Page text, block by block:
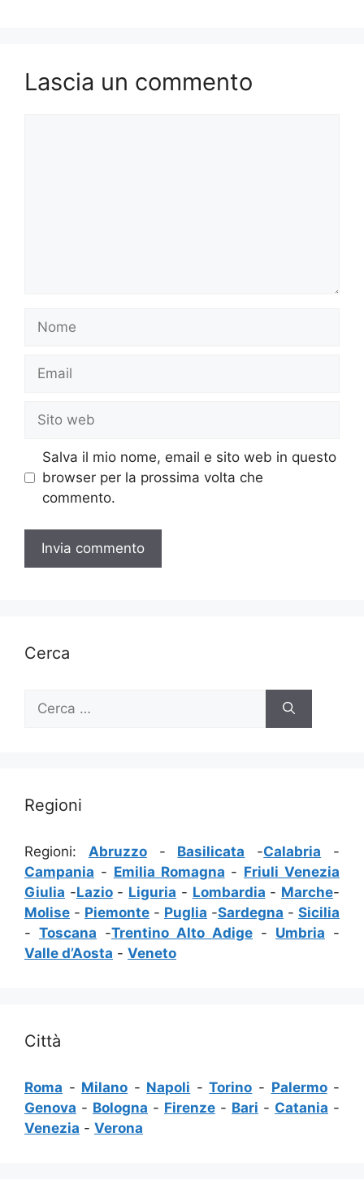
Lascia un commento
Nome
Email
Sito
web
Salva il mio nome, email e sito web in questo
browser per la prossima volta che
commento.
Cerca
per:
Regioni
Regioni: Abruzzo- Basilicata -Calabria -
Campania - Emilia Romagna - Friuli Venezia
Giulia -Lazio- Liguria - Lombardia - Marche-
Molise - Piemonte - Puglia -Sardegna - Sicilia
- Toscana -Trentino Alto Adige - Umbria -
Valle d’Aosta - Veneto
Città
Roma - Milano - Napoli -Torino - Palermo-
Genova - Bologna - Firenze - Bari - Catania -
Venezia - Verona